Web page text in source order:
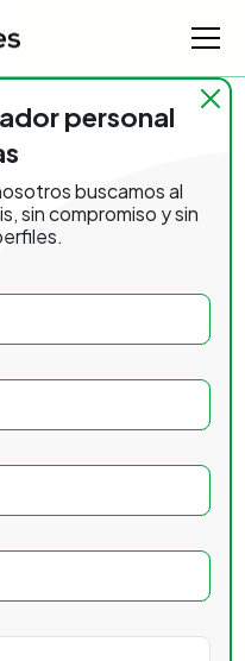
personal
buscamos al
sin compromiso y sin